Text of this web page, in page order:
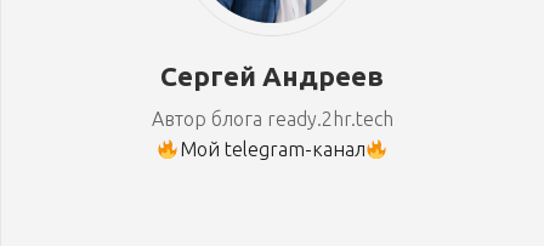
Сергей Андреев
Автор блога ready.2hr.tech
Мой telegram-канал